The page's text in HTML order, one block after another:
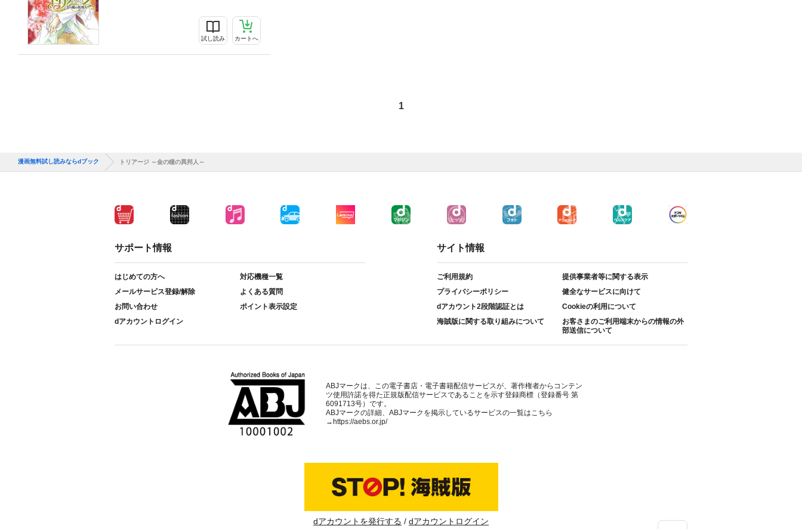
試し読み カートへ
1
漫画無料試し読みならdブック トリアージ ～金の瞳の異邦人～
サポート情報
はじめての方へ
対応機種一覧
メールサービス登録/解除
よくある質問
お問い合わせ
ポイント表示設定
dアカウントログイン
サイト情報
ご利用規約
提供事業者等に関する表示
プライバシーポリシー
健全なサービスに向けて
dアカウント2段階認証とは
Cookieの利用について
海賊版に関する取り組みについて
お客さまのご利用端末からの情報の外
部送信について
ABJマークは、この電子書店・電子書籍配信サービスが、著作権者からコンテン
ツ使用許諾を得た正規版配信サービスであることを示す登録商標（登録番号 第
6091713号）です。
ABJマークの詳細、ABJマークを掲示しているサービスの一覧はこちら
→https://aebs.or.jp/
dアカウントを発行する dアカウントログイン